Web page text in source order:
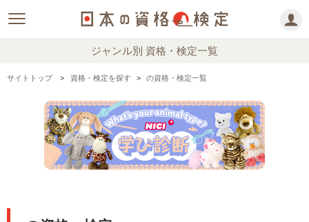
ジャンル別 資格・検定一覧
サイトトップ 資格・検定を探す の資格・検定一覧